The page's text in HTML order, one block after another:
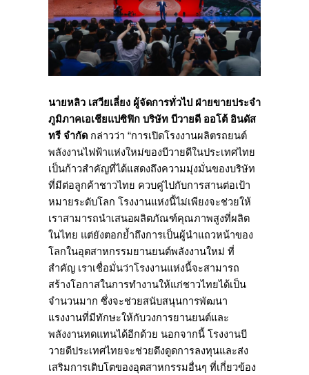
นายหลิว เสวียเลี่ยง ผู้จัดการทั่วไป ฝ่ายขายประจำ
ภูมิภาคเอเชียแปซิฟิก บริษัท บีวายดี ออโต้ อินดัส
ทรี จำกัด กล่าวว่า “การเปิดโรงงานผลิตรถยนต์
พลังงานไฟฟ้าแห่งใหม่ของบีวายดีในประเทศไทย
เป็นก้าวสำคัญที่ได้แสดงถึงความมุ่งมั่นของบริษัท
ที่มีต่อลูกค้าชาวไทย ควบคู่ไปกับการสานต่อเป้า
หมายระดับโลก โรงงานแห่งนี้ไม่เพียงจะช่วยให้
เราสามารถนำเสนอผลิตภัณฑ์คุณภาพสูงที่ผลิต
ในไทย แต่ยังตอกย้ำถึงการเป็นผู้นำแถวหน้าของ
โลกในอุตสาหกรรมยานยนต์พลังงานใหม่ ที่
สำคัญ เราเชื่อมั่นว่าโรงงานแห่งนี้จะสามารถ
สร้างโอกาสในการทำงานให้แก่ชาวไทยได้เป็น
จำนวนมาก ซึ่งจะช่วยสนับสนุนการพัฒนา
แรงงานที่มีทักษะให้กับวงการยานยนต์และ
พลังงานทดแทนได้อีกด้วย นอกจากนี้ โรงงานบี
วายดีประเทศไทยจะช่วยดึงดูดการลงทุนและส่ง
เสริมการเติบโตของอุตสาหกรรมอื่นๆ ที่เกี่ยวข้อง